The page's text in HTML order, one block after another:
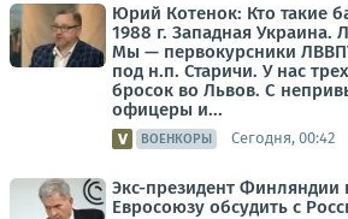
Юрий Котенок: Кто такие
1988 г. Западная Украина.
Мы — первокурсники
под н.п. Старичи. У нас
бросок во Львов. С
офицеры и...
ВОЕНКОРЫ Сегодня, 00:42
Экс-президент Финляндии
Евросоюзу обсудить с